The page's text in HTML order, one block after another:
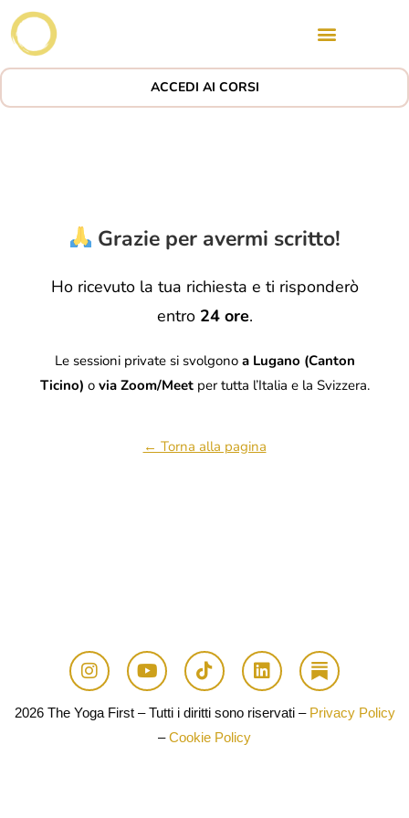
ACCEDI AI CORSI
Grazie per avermi scritto!
Ho ricevuto la tua richiesta e ti risponderò
entro 24 ore.
Le sessioni private si svolgono a Lugano (Canton
Ticino) o via Zoom/Meetper tutta l’Italia e la Svizzera.
← Torna alla pagina
2026 The Yoga First – Tutti i diritti sono riservati – Privacy Policy
–Cookie Policy